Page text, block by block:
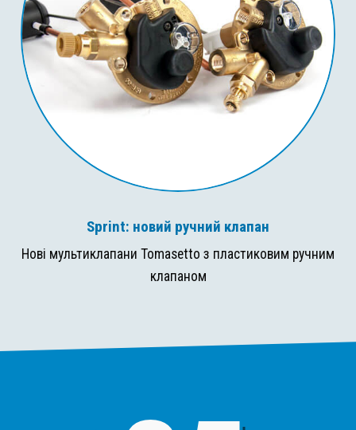
Sprint: новий ручний клапан
Нові мультиклапани Tomasetto з пластиковим ручним
клапаном